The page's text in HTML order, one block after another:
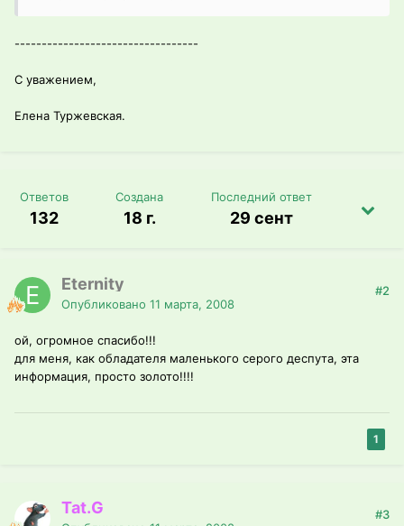
----------------------------------
С уважением,
Елена Туржевская.
Ответов
132
Создана
18 г.
Последний ответ
29 сент
Eternity
Опубликовано 11 марта, 2008
#2
ой, огромное спасибо!!!
для меня, как обладателя маленького серого деспута, эта
информация, просто золото!!!!
1
Tat.G #3